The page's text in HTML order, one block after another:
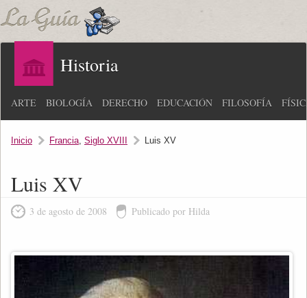
Historia
ARTE BIOLOGÍA DERECHO EDUCACIÓN FILOSOFÍA
Inicio Francia, Siglo XVIII Luis XV
Luis XV
3 de agosto de 2008 Publicado por Hilda